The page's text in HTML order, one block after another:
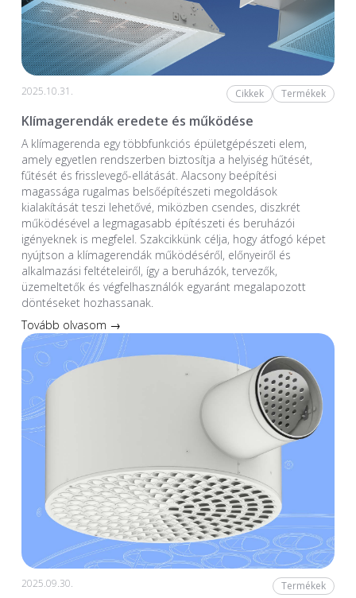
2025.10.31. Cikkek Termékek
Klímagerendák eredete és működése
A klímagerenda egy többfunkciós épületgépészeti elem,
amely egyetlen rendszerben biztosítja a helyiség hűtését,
fűtését és frisslevegő-ellátását. Alacsony beépítési
magassága rugalmas belsőépítészeti megoldások
kialakítását teszi lehetővé, miközben csendes, diszkrét
működésével a legmagasabb építészeti és beruházói
igényeknek is megfelel. Szakcikkünk célja, hogy átfogó képet
nyújtson a klímagerendák működéséről, előnyeiről és
alkalmazási feltételeiről, így a beruházók, tervezők,
üzemeltetők és végfelhasználók egyaránt megalapozott
döntéseket hozhassanak.
Tovább olvasom →
2025.09.30. Termékek